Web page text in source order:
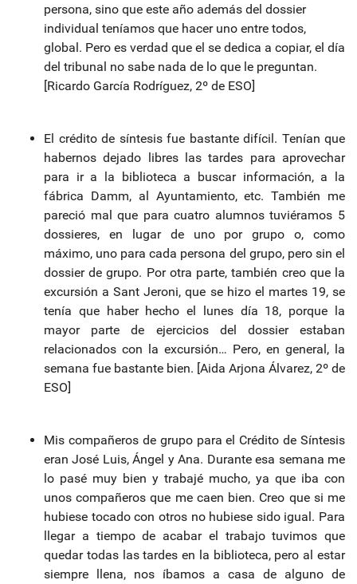
persona, sino que este año además del dossier
individual teníamos que hacer uno entre todos,
global. Pero es verdad que el se dedica a copiar, el día
del tribunal no sabe nada de lo que le preguntan.
[Ricardo García Rodríguez, 2º de ESO]
El crédito de síntesis fue bastante difícil. Tenían que
habernos dejado libres las tardes para aprovechar
para ir a la biblioteca a buscar información, a la
fábrica Damm, al Ayuntamiento, etc. También me
pareció mal que para cuatro alumnos tuviéramos 5
dossieres, en lugar de uno por grupo o, como
máximo, uno para cada persona del grupo, pero sin el
dossier de grupo. Por otra parte, también creo que la
excursión a Sant Jeroni, que se hizo el martes 19, se
tenía que haber hecho el lunes día 18, porque la
mayor parte de ejercicios del dossier estaban
relacionados con la excursión… Pero, en general, la
semana fue bastante bien. [Aida Arjona Álvarez, 2º de
ESO]
Mis compañeros de grupo para el Crédito de Síntesis
eran José Luis, Ángel y Ana. Durante esa semana me
lo pasé muy bien y trabajé mucho, ya que iba con
unos compañeros que me caen bien. Creo que si me
hubiese tocado con otros no hubiese sido igual. Para
llegar a tiempo de acabar el trabajo tuvimos que
quedar todas las tardes en la biblioteca, pero al estar
siempre llena, nos íbamos a casa de alguno de